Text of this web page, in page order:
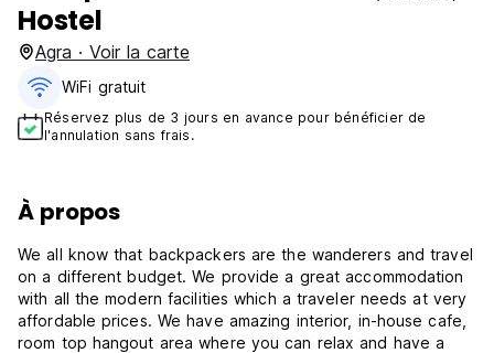
Hostel
Agra · Voir la carte
WiFi gratuit
Réservez plus de 3 jours en avance pour bénéficier de
l'annulation sans frais.
À propos
We all know that backpackers are the wanderers and travel
on a different budget. We provide a great accommodation
with all the modern facilities which a traveler needs at very
affordable prices. We have amazing interior, in-house cafe,
room top hangout area where you can relax and have a